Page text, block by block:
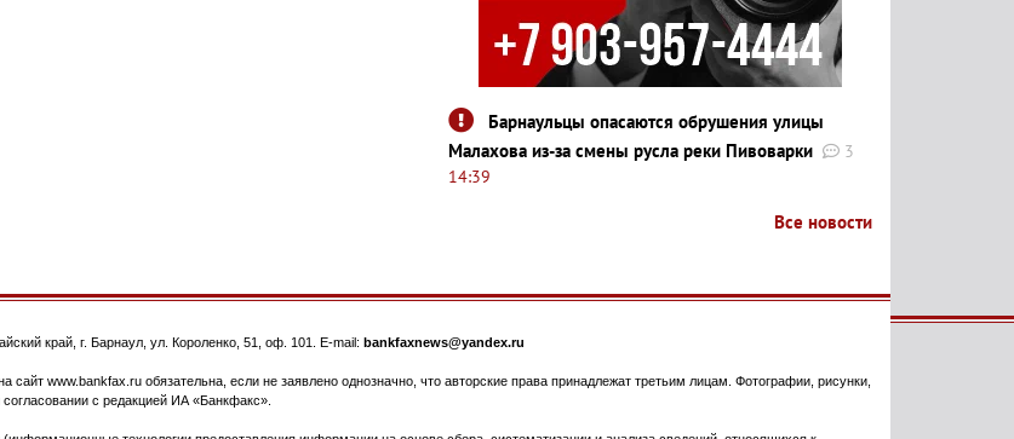
Барнаульцы опасаются обрушения улицы
Малахова из-за смены русла реки Пивоварки
3
14:39
Все новости
край, г. Барнаул ул. Короленко, 51, оф. 101 . E-mail: bankfaxnews@yandex.ru
www.bankfax.ru обязательна, если не заявлено однозначно, что авторские права принадлежат третьим лицам. Фотографии, рисунки,
с редакцией ИА «Банкфакс».